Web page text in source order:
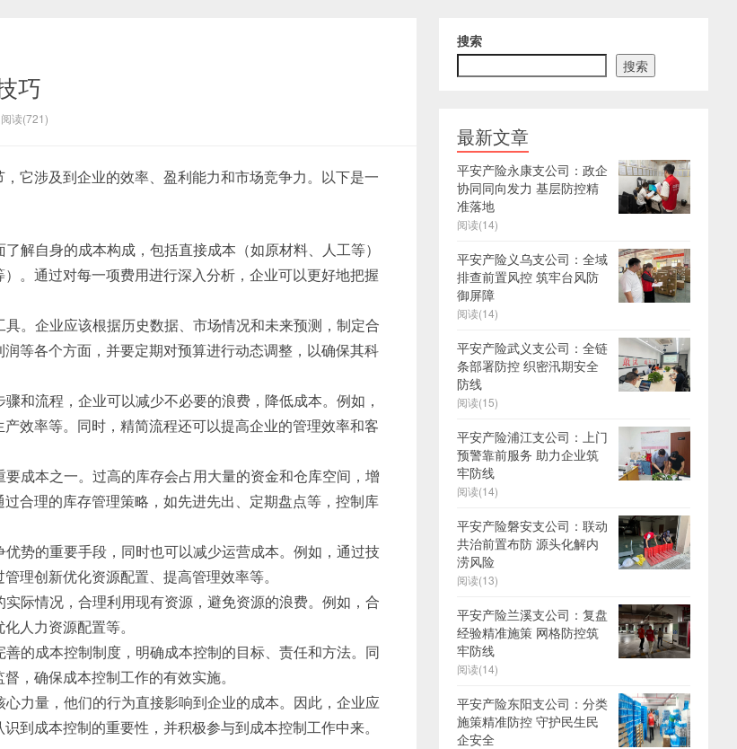
巧
阅读(721)
它涉及到企业的效率、盈利能力和市场竞争力。以下是一
解自身的成本构成，包括直接成本（如原材料、人工等）
。通过对每一项费用进行深入分析，企业可以更好地把握
。企业应该根据历史数据、市场情况和未来预测，制定合
等各个方面，并要定期对预算进行动态调整，以确保其科
和流程，企业可以减少不必要的浪费，降低成本。例如，
效率等。同时，精简流程还可以提高企业的管理效率和客
成本之一。过高的库存会占用大量的资金和仓库空间，增
合理的库存管理策略，如先进先出、定期盘点等，控制库
势的重要手段，同时也可以减少运营成本。例如，通过技
理创新优化资源配置、提高管理效率等。
际情况，合理利用现有资源，避免资源的浪费。例如，合
人力资源配置等。
的成本控制制度，明确成本控制的目标、责任和方法。同
，确保成本控制工作的有效实施。
力量，他们的行为直接影响到企业的成本。因此，企业应
到成本控制的重要性，并积极参与到成本控制工作中来。
搜索
搜索
最新文章
平安产险永康支公司：政企
协同同向发力 基层防控精
准落地
阅读(14)
平安产险义乌支公司：全域
排查前置风控 筑牢台风防
御屏障
阅读(14)
平安产险武义支公司：全链
条部署防控 织密汛期安全
防线
阅读(15)
平安产险浦江支公司：上门
预警靠前服务 助力企业筑
牢防线
阅读(14)
平安产险磐安支公司：联动
共治前置布防 源头化解内
涝风险
阅读(13)
平安产险兰溪支公司：复盘
经验精准施策 网格防控筑
牢防线
阅读(14)
平安产险东阳支公司：分类
施策精准防控 守护民生民
企安全